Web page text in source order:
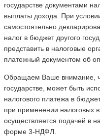
государстве документами
выплаты дохода. При
самостоятельно
налог в бюджет другого
представить в налоговые
платежный документом об
Обращаем Ваше внимание,
государстве, может быть
налогового платежа в
при применении налоговых
осуществляется подачей в
форме 3-НДФЛ.